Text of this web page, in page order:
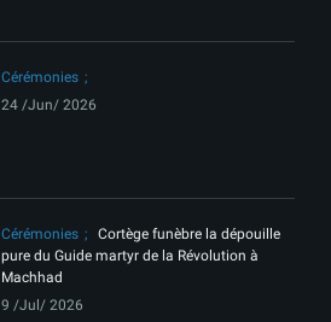
Cérémonies
24 /Jun/ 2026
Cérémonies
Cortège funèbre la dépouille
pure du Guide martyr de la Révolution à
Machhad
9 /Jul/ 2026